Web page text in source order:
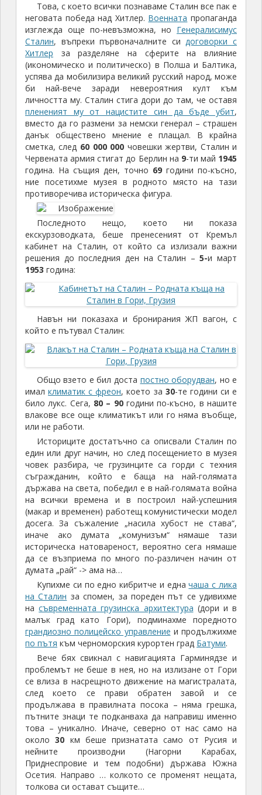
Това, с което всички познаваме Сталин все пак е
неговата победа над Хитлер. Военната пропаганда
изглежда още по-невъзможна, но Генералисимус
Сталин, въпреки първоначалните сидоговорки с
Хитлер за разделяне на сферите на влияние
(икономическо и политическо) в Полша и Балтика,
успява да мобилизира великий русский народ, може
би най-вече заради невероятния култ към
личността му. Сталин стига дори до там, че оставя
плененият му от нацистите син да бъде убит,
вместо да го размени за немски генерал – страшен
данък обществено мнение е плащал. В крайна
сметка, след 60 000 000 човешки жертви, Сталин и
Червената армия стигат до Берлин на 9-ти май 1945
година. На същия ден, точно 69 години по-късно,
ние посетихме музея в родното място на тази
противоречива историческа фигура.
Последното нещо, което ни показа
екскурзоводката, беше пренесеният от Кремъл
кабинет на Сталин, от който са излизали важни
решения до последния ден на Сталин –5-и март
1953 година:
Навън ни показаха и бронирания ЖП вагон, с
който е пътувал Сталин:
Общо взето е бил доста постно оборудван, но е
ималклиматик с фреон, което за 30-те години си е
било лукс. Сега, 80 – 90години по-късно, в нашите
влакове все още климатикът или го няма въобще,
или не работи.
Историците достатъчно са описвали Сталин по
един или друг начин, но след посещението в музея
човек разбира, че грузинците са горди с техния
съгражданин, който е баща на най-голямата
държава на света, победил е в най-голямата война
на всички времена и в построил най-успешния
(макар и временен) работещ комунистически модел
досега. За съжаление „насила хубост не става“,
иначе ако думата „комунизъм“ нямаше тази
историческа натовареност, вероятно сега нямаше
да се възприема по много по-различен начин от
думата „рай“ -> ама на…
Купихме си по едно кибритче и едначаша с лика
на Сталин за спомен, за пореден път се удивихме
насъвременната грузинска архитектура (дори и в
малък град като Гори), подминахме поредното
грандиозно полицейско управление и продължихме
по пътя към черноморския курортен град Батуми.
Вече бях свикнал с навигацията Гарминядзе и
проблемът не беше в нея, но на излизане от Гори
се влиза в насрещното движение на магистралата,
след което се прави обратен завой и се
продължава в правилната посока – няма грешка,
пътните знаци те подканваха да направиш именно
това – уникално. Иначе, северно от нас само на
около30 км беше признатата само от Русия и
нейните производни (Нагорни Карабах,
Приднеспровие и тем подобни) държава Южна
Осетия. Направо … колкото се променят нещата,
толкова си остават същите…